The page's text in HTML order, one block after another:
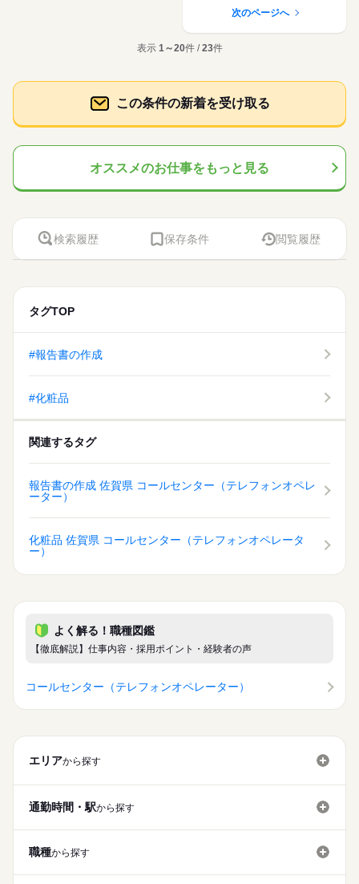
次のページへ
表示 1～20件 /23件
この条件の新着を受け取る
オススメのお仕事をもっと見る
検索履歴 保存条件 閲覧履歴
タグTOP
#報告書の作成
#化粧品
関連するタグ
報告書の作成 佐賀県 コールセンター（テレフォンオペレ
ーター）
化粧品 佐賀県 コールセンター（テレフォンオペレータ
ー）
よく解る！職種図鑑
【徹底解説】仕事内容・採用ポイント・経験者の声
コールセンター（テレフォンオペレーター）
エリアから探す
通勤時間・駅から探す
職種から探す